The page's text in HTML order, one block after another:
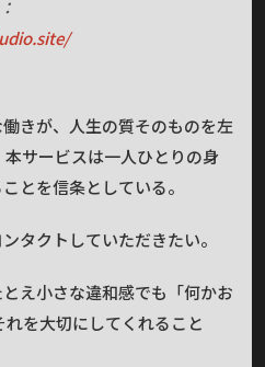
きが、人生の質そのものを左
サービスは一人ひとりの身
とを信条としている。
タクトしていただきたい。
え小さな違和感でも「何かお
を大切にしてくれること